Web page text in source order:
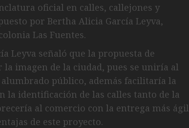
oficial en calles, callejones y
por Bertha Alicia García Leyva,
Las Fuentes.
Leyva señaló que la propuesta de
imagen de la ciudad, pues se uniría al
público, además facilitaría la
identificación de las calles tanto de la
al comercio con la entrega más ágil
de este proyecto.